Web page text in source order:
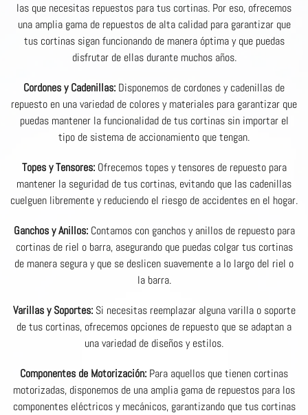
las que necesitas repuestos para tus cortinas. Por eso, ofrecemos
una amplia gama de repuestos de alta calidad para garantizar que
tus cortinas sigan funcionando de manera óptima y que puedas
disfrutar de ellas durante muchos años.
Cordones y Cadenillas: Disponemos de cordones y cadenillas de
repuesto en una variedad de colores y materiales para garantizar que
puedas mantener la funcionalidad de tus cortinas sin importar el
tipo de sistema de accionamiento que tengan.
Topes y Tensores:Ofrecemos topes y tensores de repuesto para
mantener la seguridad de tus cortinas, evitando que las cadenillas
cuelguen libremente y reduciendo el riesgo de accidentes en el hogar.
Ganchos y Anillos:Contamos con ganchos y anillos de repuesto para
cortinas de riel o barra, asegurando que puedas colgar tus cortinas
de manera segura y que se deslicen suavemente a lo largo del riel o
la barra.
Varillas y Soportes:Si necesitas reemplazar alguna varilla o soporte
de tus cortinas, ofrecemos opciones de repuesto que se adaptan a
una variedad de diseños y estilos.
Componentes de Motorización: Para aquellos que tienen cortinas
motorizadas, disponemos de una amplia gama de repuestos para los
componentes eléctricos y mecánicos, garantizando que tus cortinas